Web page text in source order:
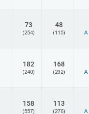
73
(254)
48
(115) A
182
(240)
168
(232) A
158
(557)
113
(276) A